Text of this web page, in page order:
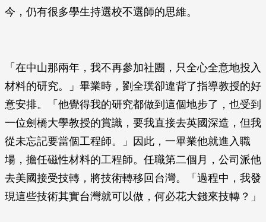
今，仍有很多學生持選校不選師的思維。
「在中山那兩年，我不再參加社團，只全心全意地投入
材料的研究。」畢業時，劉全璞卻違背了指導教授的好
意安排。「他覺得我的研究都做到這個地步了，也受到
一位劍橋大學教授的賞識，要我直接去英國深造，但我
從未忘記要當個工程師。」因此，一畢業他就進入職
場，擔任磁性材料的工程師。任職第二個月，公司派他
去美國接受技轉，將技術轉移回台灣。「過程中，我發
現這些技術其實台灣就可以做，何必花大錢來技轉？」